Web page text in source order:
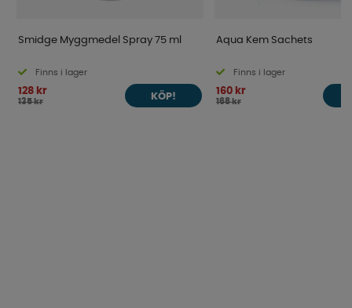
Smidge Myggmedel Spray 75 ml
Finns i lager
128 kr
135 kr
KÖP!
Aqua Kem Sachets
Finns i lager
160 kr
168 kr